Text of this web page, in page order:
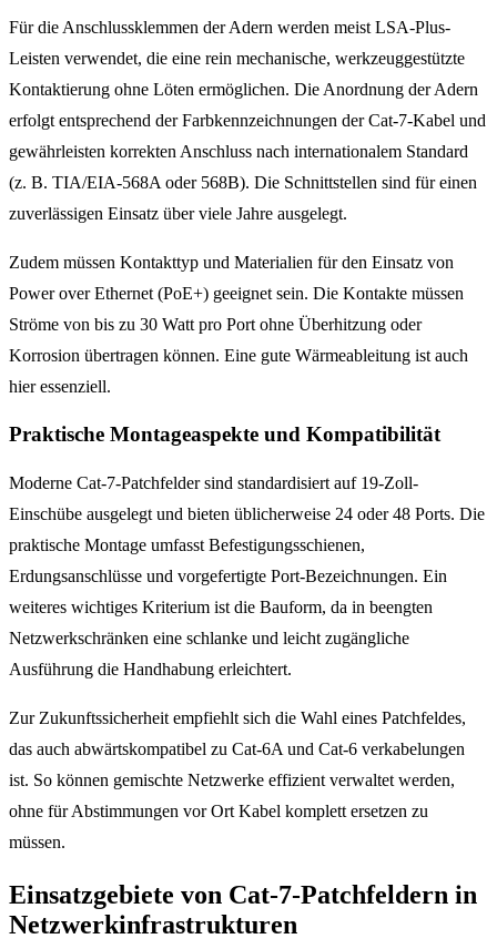
Für die Anschlussklemmen der Adern werden meist LSA-Plus-
Leisten verwendet, die eine rein mechanische, werkzeuggestützte
Kontaktierung ohne Löten ermöglichen. Die Anordnung der Adern
erfolgt entsprechend der Farbkennzeichnungen der Cat-7-Kabel und
gewährleisten korrekten Anschluss nach internationalem Standard
(z. B. TIA/EIA-568A oder 568B). Die Schnittstellen sind für einen
zuverlässigen Einsatz über viele Jahre ausgelegt.
Zudem müssen Kontakttyp und Materialien für den Einsatz von
Power over Ethernet (PoE+) geeignet sein. Die Kontakte müssen
Ströme von bis zu 30 Watt pro Port ohne Überhitzung oder
Korrosion übertragen können. Eine gute Wärmeableitung ist auch
hier essenziell.
Praktische Montageaspekte und Kompatibilität
Moderne Cat-7-Patchfelder sind standardisiert auf 19-Zoll-
Einschübe ausgelegt und bieten üblicherweise 24 oder 48 Ports. Die
praktische Montage umfasst Befestigungsschienen,
Erdungsanschlüsse und vorgefertigte Port-Bezeichnungen. Ein
weiteres wichtiges Kriterium ist die Bauform, da in beengten
Netzwerkschränken eine schlanke und leicht zugängliche
Ausführung die Handhabung erleichtert.
Zur Zukunftssicherheit empfiehlt sich die Wahl eines Patchfeldes,
das auch abwärtskompatibel zu Cat-6A und Cat-6 verkabelungen
ist. So können gemischte Netzwerke effizient verwaltet werden,
ohne für Abstimmungen vor Ort Kabel komplett ersetzen zu
müssen.
Einsatzgebiete von Cat-7-Patchfeldern in
Netzwerkinfrastrukturen